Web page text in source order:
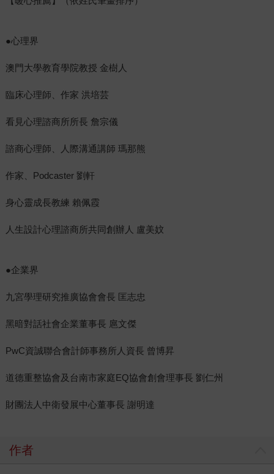
●心理界
澳門大學教育學院教授 金樹人
臨床心理師、作家 洪培芸
看見心理諮商所所長 詹宗儀
諮商心理師、人際溝通講師 瑪那熊
作家、Podcaster 劉軒
身心靈成長教練 賴佩霞
人生設計心理諮商所共同創辦人 盧美妏
●企業界
九宮學理研究推廣協會會長 匡志忠
黑暗對話社會企業董事長 扈文傑
PwC資誠聯合會計師事務所人資長 曾博昇
道德重整協會及台南市家庭EQ協會創會理事長 劉仁州
財團法人中衛發展中心董事長 謝明達
作者